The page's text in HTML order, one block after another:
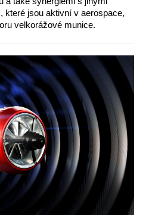
které jsou aktivní v aerospace,
velkorážové munice.